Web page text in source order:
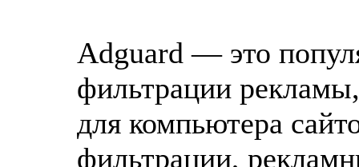
Adguard — это
фильтрации
для компьютера
фильтрации,